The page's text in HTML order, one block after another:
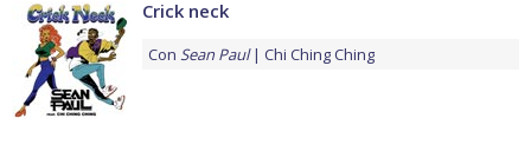
Crick neck
Con Sean Paul Chi Ching Ching